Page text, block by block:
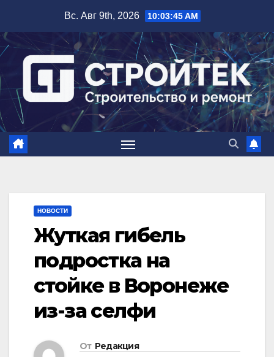
содержимому
Вс. Авг 9th, 2026 10:03:46 AM
НОВОСТИ
Жуткая гибель
подростка на
стойке в Воронеже
из-за селфи
От Редакция